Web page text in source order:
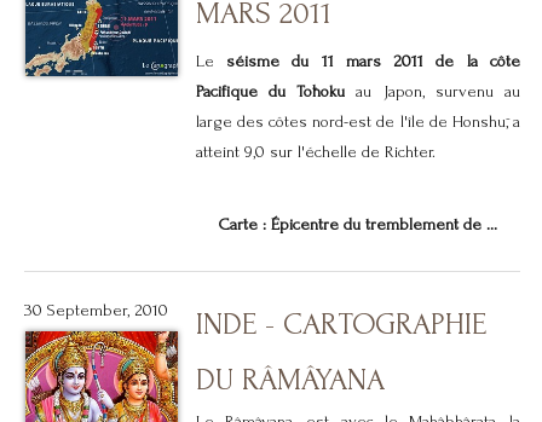
MARS 2011
Le séisme du 11 mars 2011 de la côte
Pacifique du Tōhoku au Japon, survenu au
large des côtes nord-est de l'île de Honshū, a
atteint 9,0 sur l'échelle de Richter.
Carte : Épicentre du tremblement de ...
30 September, 2010
INDE - CARTOGRAPHIE
DU RÂMÂYANA